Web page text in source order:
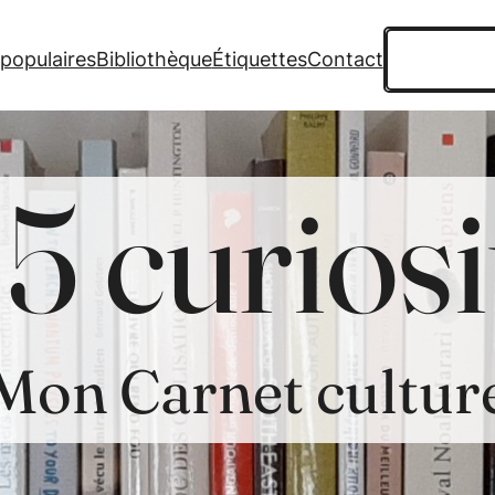
BibliothèqueÉtiquettesContact
Carnet